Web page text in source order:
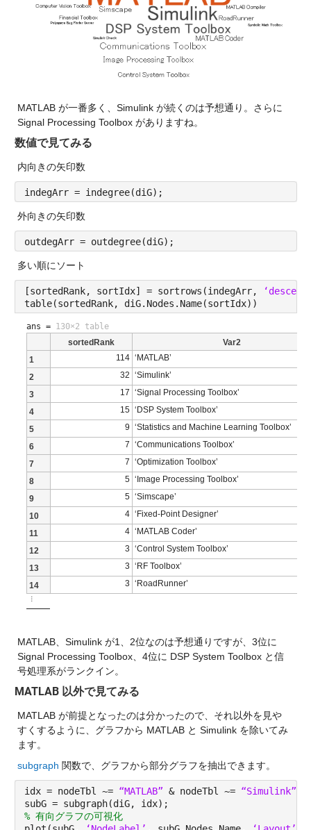
MATLAB が一番多く、Simulink が続くのは予想通り。さらに
Signal Processing Toolbox がありますね。
数値で見てみる
内向きの矢印数
indegArr = indegree(diG);
外向きの矢印数
outdegArr = outdegree(diG);
多い順にソート
[sortedRank, sortIdx] = sortrows(indegArr,
table(sortedRank, diG.Nodes.Name(sortIdx))
ans = 130×2 table
sortedRank
Var2
1
114 ‘MATLAB’
2
32 ‘Simulink’
3
17 ‘Signal Processing Toolbox’
4
15 ‘DSP System Toolbox’
5
9 ‘Statistics and Machine Learning Toolbox’
6
7 ‘Communications Toolbox’
7
7 ‘Optimization Toolbox’
8
5 ‘Image Processing Toolbox’
9
5 ‘Simscape’
10
4 ‘Fixed-Point Designer’
11
4 ‘MATLAB Coder’
12
3 ‘Control System Toolbox’
13
3 ‘RF Toolbox’
14
3 ‘RoadRunner’
⋮
MATLAB、Simulink が1、2位なのは予想通りですが、3位に
Signal Processing Toolbox、4位に DSP System Toolbox と信
号処理系がランクイン。
MATLAB 以外で見てみる
MATLAB が前提となったのは分かったので、それ以外を見や
すくするように、グラフから MATLAB と Simulink を除いてみ
ます。
subgraph 関数で、グラフから部分グラフを抽出できます。
idx = nodeTbl ~= “MATLAB” & nodeTbl ~= “Simulink”
subG = subgraph(diG, idx);
% 有向グラフの可視化